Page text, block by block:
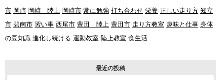
市 岡崎 岡崎 陸上 岡崎市 常に勉強 打ち合わせ 栄養 正しい走り方 知立
市 碧南市 習い事 西尾市 豊田 陸上 豊田市 走り方教室 趣味と仕事 身体
の豆知識 進化し続ける 運動教室 陸上教室 食生活
最近の投稿